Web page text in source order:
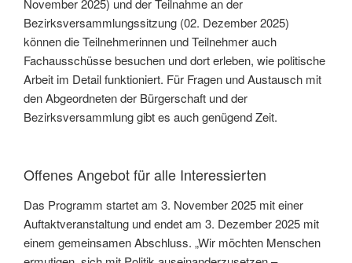
November 2025) und der Teilnahme an der
Bezirksversammlungssitzung (02. Dezember 2025)
können die Teilnehmerinnen und Teilnehmer auch
Fachausschüsse besuchen und dort erleben, wie politische
Arbeit im Detail funktioniert. Für Fragen und Austausch mit
den Abgeordneten der Bürgerschaft und der
Bezirksversammlung gibt es auch genügend Zeit.
Offenes Angebot für alle Interessierten
Das Programm startet am 3. November 2025 mit einer
Auftaktveranstaltung und endet am 3. Dezember 2025 mit
einem gemeinsamen Abschluss. „Wir möchten Menschen